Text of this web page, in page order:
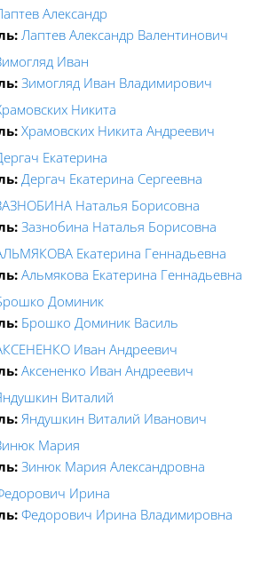
Александр
Лаптев Александр Валентинович
Иван
Зимогляд Иван Владимирович
Никита
Храмовских Никита Андреевич
Екатерина
Дергач Екатерина Сергеевна
Наталья Борисовна
Зазнобина Наталья Борисовна
Екатерина Геннадьевна
Альмякова Екатерина Геннадьевна
Доминик
Брошко Доминик Василь
Иван Андреевич
Аксененко Иван Андреевич
Виталий
Яндушкин Виталий Иванович
Мария
Зинюк Мария Александровна
Ирина
Федорович Ирина Владимировна